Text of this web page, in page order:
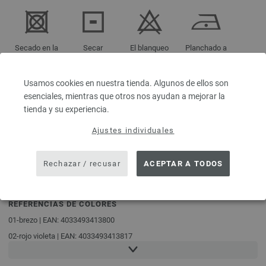
Usamos cookies en nuestra tienda. Algunos de ellos son
esenciales, mientras que otros nos ayudan a mejorar la
tienda y su experiencia.
Ajustes individuales
Rechazar / recusar ACEPTAR A TODOS
Secado en la
permitido
Secar
El blanqueo
Planchado a
Lavar a 30°C
REFERENCIAS DE COLORES
01-brezo | EAN: 4033493413800
02-rojo violeta | EAN: 4033493413817